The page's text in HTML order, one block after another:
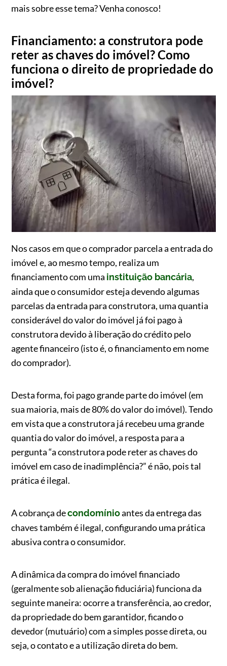
mais sobre esse tema? Venha conosco!
Financiamento: a construtora pode
reter as chaves do imóvel? Como
funciona o direito de propriedade do
imóvel?
Nos casos em que o comprador parcela a entrada do
imóvel e, ao mesmo tempo, realiza um
financiamento com uma instituição bancária,
ainda que o consumidor esteja devendo algumas
parcelas da entrada para construtora, uma quantia
considerável do valor do imóvel já foi pago à
construtora devido à liberação do crédito pelo
agente financeiro (isto é, o financiamento em nome
do comprador).
Desta forma, foi pago grande parte do imóvel (em
sua maioria, mais de 80% do valor do imóvel). Tendo
em vista que a construtora já recebeu uma grande
quantia do valor do imóvel, a resposta para a
pergunta “a construtora pode reter as chaves do
imóvel em caso de inadimplência?” é não, pois tal
prática é ilegal.
A cobrança decondomínioantes da entrega das
chaves também é ilegal, configurando uma prática
abusiva contra o consumidor.
A dinâmica da compra do imóvel financiado
(geralmente sob alienação fiduciária) funciona da
seguinte maneira: ocorre a transferência, ao credor,
da propriedade do bem garantidor, ficando o
devedor (mutuário) com a simples posse direta, ou
seja, o contato e a utilização direta do bem.